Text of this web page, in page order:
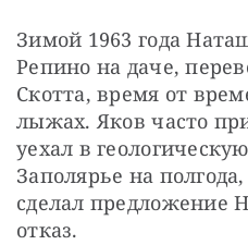
Зимой 1963 года
Репино на даче,
Скотта, время от
лыжах. Яков часто
уехал в
Заполярье на
сделал предложение
отказ.